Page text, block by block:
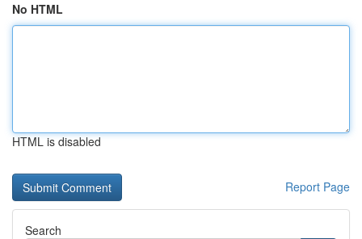
No HTML
HTML is disabled
Report Page
Search